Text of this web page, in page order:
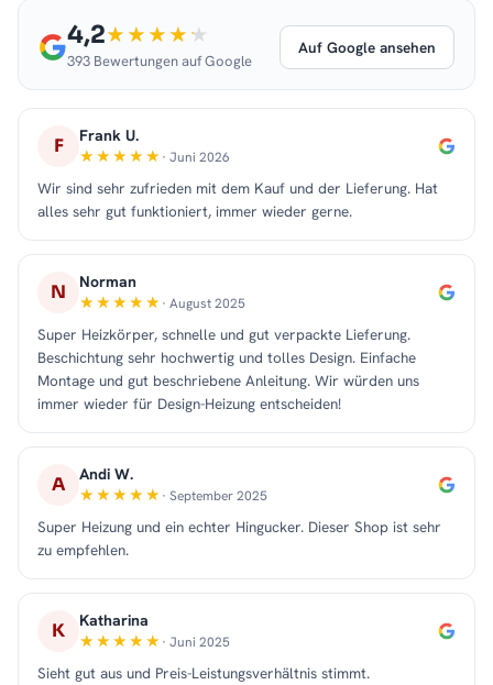
4,2
393 Bewertungen auf Google
Auf Google ansehen
F Frank U.
· Juni 2026
Wir sind sehr zufrieden mit dem Kauf und der Lieferung. Hat
alles sehr gut funktioniert, immer wieder gerne.
N Norman
· August 2025
Super Heizkörper, schnelle und gut verpackte Lieferung.
Beschichtung sehr hochwertig und tolles Design. Einfache
Montage und gut beschriebene Anleitung. Wir würden uns
immer wieder für Design-Heizung entscheiden!
A Andi W.
· September 2025
Super Heizung und ein echter Hingucker. Dieser Shop ist sehr
zu empfehlen.
K Katharina
· Juni 2025
Sieht gut aus und Preis-Leistungsverhältnis stimmt.